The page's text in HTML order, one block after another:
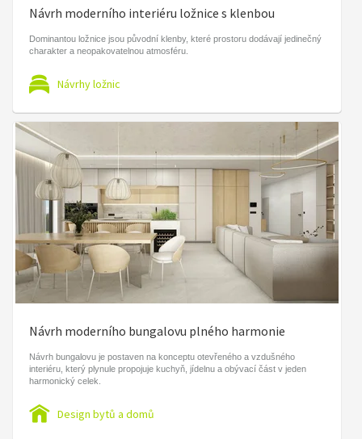
Návrh moderního interiéru ložnice s klenbou
Dominantou ložnice jsou původní klenby, které prostoru dodávají jedinečný
charakter a neopakovatelnou atmosféru.
Návrhy ložnic
Návrh moderního bungalovu plného harmonie
Návrh bungalovu je postaven na konceptu otevřeného a vzdušného
interiéru, který plynule propojuje kuchyň, jídelnu a obývací část v jeden
harmonický celek.
Design bytů a domů